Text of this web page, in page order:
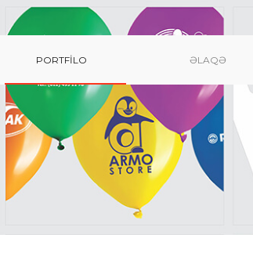
PORTFILO ƏLAQƏ